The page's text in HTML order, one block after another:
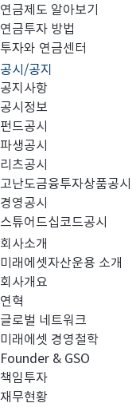
연금제도 알아보기
연금투자 방법
투자와 연금센터
공시/공지
공지사항
공시정보
펀드공시
파생공시
리츠공시
고난도금융투자상품공시
경영공시
스튜어드십코드공시
회사소개
미래에셋자산운용 소개
회사개요
연혁
글로벌 네트워크
미래에셋 경영철학
Founder & GSO
책임투자
재무현황
상세 내용은 첨부를
미래에셋맵스
이전글
다음글